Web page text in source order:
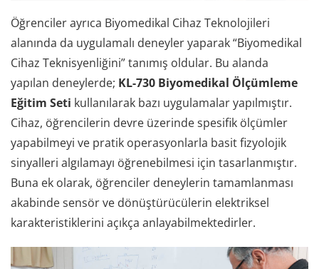
Öğrenciler ayrıca Biyomedikal Cihaz Teknolojileri
alanında da uygulamalı deneyler yaparak “Biyomedikal
Cihaz Teknisyenliğini” tanımış oldular. Bu alanda
yapılan deneylerde; KL-730 Biyomedikal Ölçümleme
Eğitim Seti kullanılarak bazı uygulamalar yapılmıştır.
Cihaz, öğrencilerin devre üzerinde spesifik ölçümler
yapabilmeyi ve pratik operasyonlarla basit fizyolojik
sinyalleri algılamayı öğrenebilmesi için tasarlanmıştır.
Buna ek olarak, öğrenciler deneylerin tamamlanması
akabinde sensör ve dönüştürücülerin elektriksel
karakteristiklerini açıkça anlayabilmektedirler.